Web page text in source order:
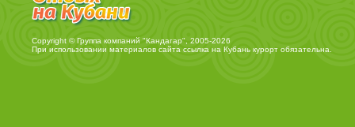
Copyright © Группа компаний "Кандагар", 2005-2026
При использовании материалов сайта ссылка на Кубань курортобязательна.